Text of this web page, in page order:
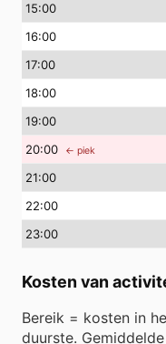
15:00
16:00
17:00
18:00
19:00
20:00 ← piek
21:00
22:00
23:00
Kosten van
Bereik = kosten in
duurste.